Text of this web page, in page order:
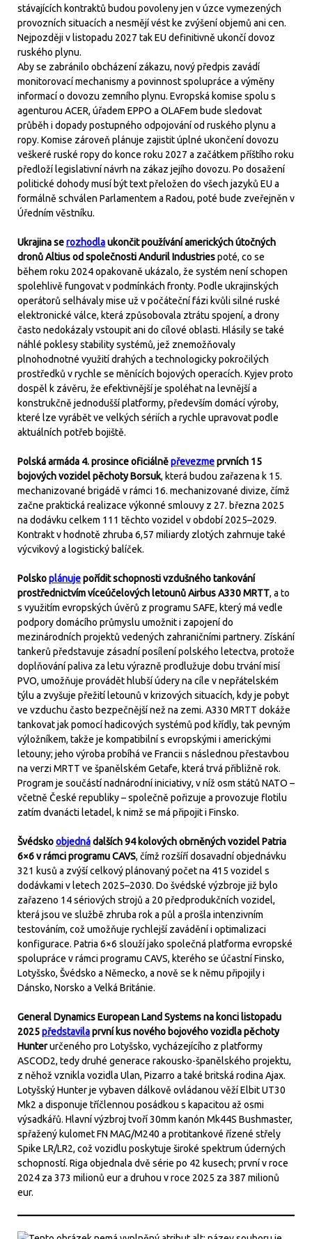
stávajících kontraktů budou povoleny jen v úzce vymezených
provozních situacích a nesmějí vést ke zvýšení objemů ani cen.
Nejpozději v listopadu 2027 tak EU definitivně ukončí dovoz
ruského plynu.
Aby se zabránilo obcházení zákazu, nový předpis zavádí
monitorovací mechanismy a povinnost spolupráce a výměny
informací o dovozu zemního plynu. Evropská komise spolu s
agenturou ACER, úřadem EPPO a OLAFem bude sledovat
průběh i dopady postupného odpojování od ruského plynu a
ropy. Komise zároveň plánuje zajistit úplné ukončení dovozu
veškeré ruské ropy do konce roku 2027 a začátkem příštího roku
předloží legislativní návrh na zákaz jejího dovozu. Po dosažení
politické dohody musí být text přeložen do všech jazyků EU a
formálně schválen Parlamentem a Radou, poté bude zveřejněn v
Úředním věstníku.
Ukrajina serozhodlaukončit používání amerických útočných
dronů Altius od společnosti Anduril Industriespoté, co se
během roku 2024 opakovaně ukázalo, že systém není schopen
spolehlivě fungovat v podmínkách fronty. Podle ukrajinských
operátorů selhávaly mise už v počáteční fázi kvůli silné ruské
elektronické válce, která způsobovala ztrátu spojení, a drony
často nedokázaly vstoupit ani do cílové oblasti. Hlásily se také
náhlé poklesy stability systémů, jež znemožňovaly
plnohodnotné využití drahých a technologicky pokročilých
prostředků v rychle se měnících bojových operacích. Kyjev proto
dospěl k závěru, že efektivnější je spoléhat na levnější a
konstrukčně jednodušší platformy, především domácí výroby,
které lze vyrábět ve velkých sériích a rychle upravovat podle
aktuálních potřeb bojiště.
Polská armáda 4. prosince oficiálněpřevezmeprvních 15
bojových vozidel pěchoty Borsuk, která budou zařazena k 15.
mechanizované brigádě v rámci 16. mechanizované divize, čímž
začne praktická realizace výkonné smlouvy z 27. března 2025
na dodávku celkem 111 těchto vozidel v období 2025–2029.
Kontrakt v hodnotě zhruba 6,57 miliardy zlotých zahrnuje také
výcvikový a logistický balíček.
Polskoplánujepořídit schopnosti vzdušného tankování
prostřednictvím víceúčelových letounů Airbus A330 MRTT, a to
s využitím evropských úvěrů z programu SAFE, který má vedle
podpory domácího průmyslu umožnit i zapojení do
mezinárodních projektů vedených zahraničními partnery. Získání
tankerů představuje zásadní posílení polského letectva, protože
doplňování paliva za letu výrazně prodlužuje dobu trvání misí
PVO, umožňuje provádět hlubší údery na cíle v nepřátelském
týlu a zvyšuje přežití letounů v krizových situacích, kdy je pobyt
ve vzduchu často bezpečnější než na zemi. A330 MRTT dokáže
tankovat jak pomocí hadicových systémů pod křídly, tak pevným
výložníkem, takže je kompatibilní s evropskými i americkými
letouny; jeho výroba probíhá ve Francii s následnou přestavbou
na verzi MRTT ve španělském Getafe, která trvá přibližně rok.
Program je součástí nadnárodní iniciativy, v níž osm států NATO –
včetně České republiky – společně pořizuje a provozuje flotilu
zatím dvanácti letadel, k nimž se má připojit i Finsko.
Švédskoobjednádalších 94 kolových obrněných vozidel Patria
6×6 v rámci programu CAVS, čímž rozšíří dosavadní objednávku
321 kusů a zvýší celkový plánovaný počet na 415 vozidel s
dodávkami v letech 2025–2030. Do švédské výzbroje již bylo
zařazeno 14 sériových strojů a 20 předprodukčních vozidel,
která jsou ve službě zhruba rok a půl a prošla intenzivním
testováním, což umožňuje rychlejší zavádění i optimalizaci
konfigurace. Patria 6×6 slouží jako společná platforma evropské
spolupráce v rámci programu CAVS, kterého se účastní Finsko,
Lotyšsko, Švédsko a Německo, a nově se k němu připojily i
Dánsko, Norsko a Velká Británie.
General Dynamics European Land Systems na konci listopadu
2025představilaprvní kus nového bojového vozidla pěchoty
Hunterurčeného pro Lotyšsko, vycházejícího z platformy
ASCOD2, tedy druhé generace rakousko-španělského projektu,
z něhož vznikla vozidla Ulan, Pizarro a také britská rodina Ajax.
Lotyšský Hunter je vybaven dálkově ovládanou věží Elbit UT30
Mk2 a disponuje tříčlennou posádkou s kapacitou až osmi
výsadkářů. Hlavní výzbroj tvoří 30mm kanón Mk44S Bushmaster,
spřažený kulomet FN MAG/M240 a protitankové řízené střely
Spike LR/LR2, což vozidlu poskytuje široké spektrum úderných
schopností. Riga objednala dvě série po 42 kusech; první v roce
2024 za 373 milionů eur a druhou v roce 2025 za 387 milionů
eur.